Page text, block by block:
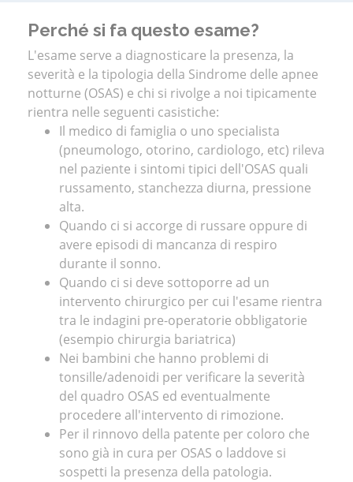
Perché si fa questo esame?
L'esame serve a diagnosticare la presenza, la
severità e la tipologia della Sindrome delle apnee
notturne (OSAS) e chi si rivolge a noi tipicamente
rientra nelle seguenti casistiche:
Il medico di famiglia o uno specialista
(pneumologo, otorino, cardiologo, etc) rileva
nel paziente i sintomi tipici dell'OSAS quali
russamento, stanchezza diurna, pressione
alta.
Quando ci si accorge di russare oppure di
avere episodi di mancanza di respiro
durante il sonno.
Quando ci si deve sottoporre ad un
intervento chirurgico per cui l'esame rientra
tra le indagini pre-operatorie obbligatorie
(esempio chirurgia bariatrica)
Nei bambini che hanno problemi di
tonsille/adenoidi per verificare la severità
del quadro OSAS ed eventualmente
procedere all'intervento di rimozione.
Per il rinnovo della patente per coloro che
sono già in cura per OSAS o laddove si
sospetti la presenza della patologia.